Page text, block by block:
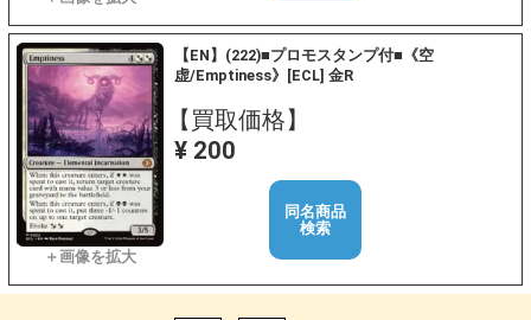
【EN】(222)■プロモスタンプ付■《空
虚/Emptiness》[ECL] 金R
【買取価格】
¥ 200
同名商品
検索